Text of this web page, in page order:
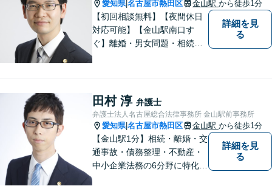
愛知県|名古屋市熱田区 金山駅 から徒歩1分
【初回相談無料】【夜間休日
対応可能】【金山駅南口す
ぐ】離婚・男女問題・相続・
詳細を見
る
田村 淳 弁護士
弁護士法人名古屋総合法律事務所 金山駅前事務所
愛知県|名古屋市熱田区 金山駅 から徒歩1分
【金山駅1分】相続・離婚・交
通事故・債務整理・不動産・
中小企業法務の6分野に特化！
詳細を見
る